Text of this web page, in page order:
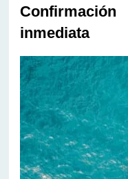
Confirmación
inmediata